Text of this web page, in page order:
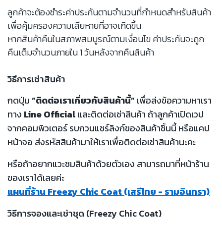
ลูกค้าจะต้องชำระค่าประกันตามจำนวนที่กำหนดสำหรับสินค้า
เพื่อคุ้มครองความเสียหายที่อาจเกิดขึ้น
หากสินค้าคืนในสภาพสมบูรณ์ตามเงื่อนไข ค่าประกันจะถูก
คืนเต็มจำนวนภายใน 1 วันหลังจากคืนสินค้า
วิธีการเช่าสินค้า
กดปุ่ม“ติดต่อเราเกี่ยวกับสินค้านี้”เพื่อส่งข้อความหาเรา
ทาง Line Officialและติดต่อเช่าสินค้า ถ้าลูกค้าเปิดเวป
จากคอมพิวเตอร์ รบกวนแชร์ลิงก์ของสินค้าชิ้นนี้ หรือแคป
หน้าจอ ส่งรหัสสินค้ามาให้เราเพื่อติดต่อเช่าสินค้านะคะ
หรือถ้าอยากแวะชมสินค้าด้วยตัวเอง สามารถมาที่หน้าร้าน
ของเราได้เลยค่ะ
แผนที่ร้าน Freezy Chic Coat (เสรีไทย - รามอินทรา)
วิธีการจองและเช่าชุด (Freezy Chic Coat)